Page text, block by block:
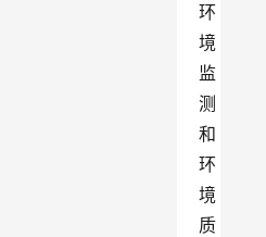
环
境
监
测
和
环
境
质